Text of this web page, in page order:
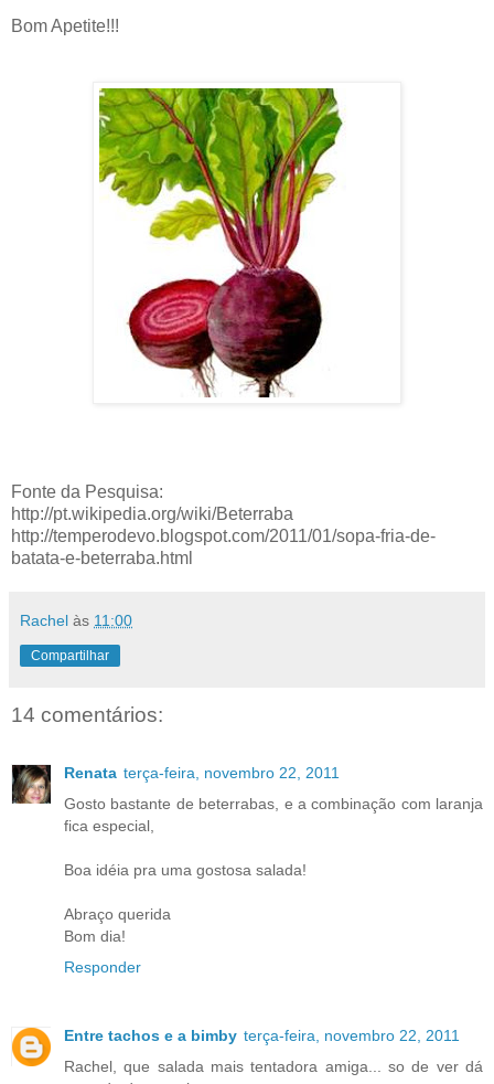
Bom Apetite!!!
Fonte da Pesquisa:
http://pt.wikipedia.org/wiki/Beterraba
http://temperodevo.blogspot.com/2011/01/sopa-fria-de-
batata-e-beterraba.html
Rachel às 11:00
Compartilhar
14 comentários:
Renata terça-feira, novembro 22, 2011
Gosto bastante de beterrabas, e a combinação com laranja
fica especial,
Boa idéia pra uma gostosa salada!
Abraço querida
Bom dia!
Responder
Entre tachos e a bimby terça-feira, novembro 22, 2011
Rachel, que salada mais tentadora amiga... so de ver dá